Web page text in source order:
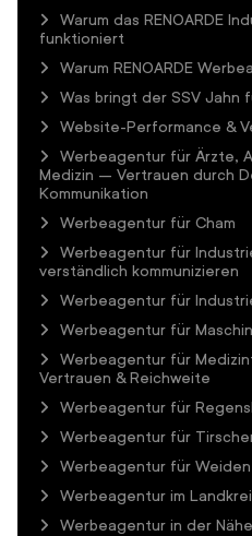
Warum das RENOARDE
funktioniert
Warum RENOARDE
Was bringt der SSV Jahn
Website-Performance &
Werbeagentur für Ärzte,
Medizin – Vertrauen durch
Kommunikation
Werbeagentur für Cham
Werbeagentur für
verständlich kommunizieren
Werbeagentur für
Werbeagentur für
Werbeagentur für
Vertrauen & Reichweite
Werbeagentur für
Werbeagentur für
Werbeagentur für
Werbeagentur im
Werbeagentur in der Nähe